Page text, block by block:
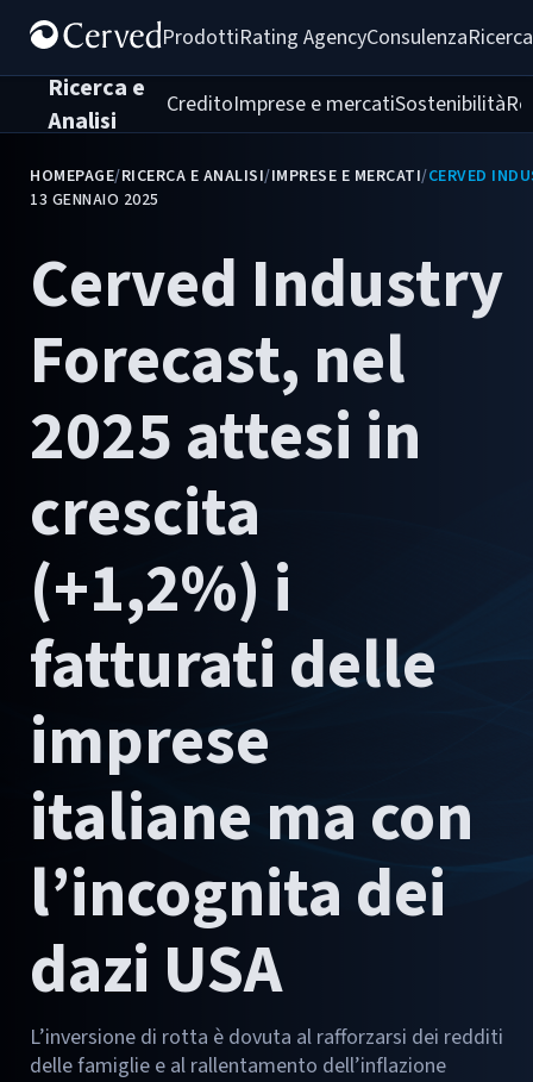
ProdottiRating AgencyConsulenza
Ricerca e
Analisi
CreditoImprese e mercatiSostenibilità
HOMEPAGE/RICERCA E ANALISI/IMPRESE E MERCATI/CERVED
13 GENNAIO 2025
Cerved Industry
Forecast, nel
2025 attesi in
crescita
(+1,2%) i
fatturati delle
imprese
italiane ma con
l’incognita dei
dazi USA
L’inversione di rotta è dovuta al rafforzarsi dei redditi
delle famiglie e al rallentamento dell’inflazione